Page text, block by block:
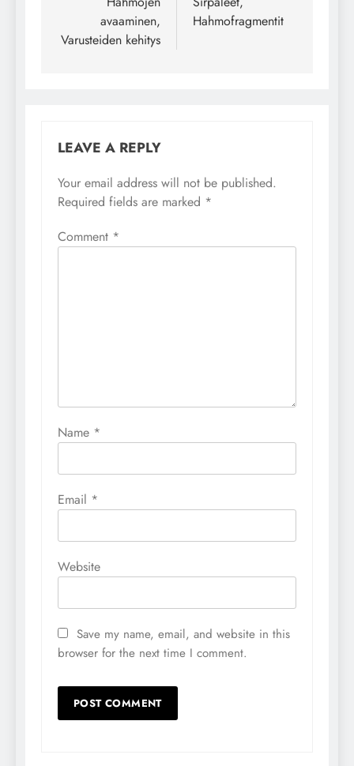
avaaminen,
Varusteiden kehitys
Hahmofragmentit
LEAVE A REPLY
Your email address will not be published.
Required fields are marked *
Comment *
Name *
Email *
Website
Save my name, email, and website in this
browser for the next time I comment.